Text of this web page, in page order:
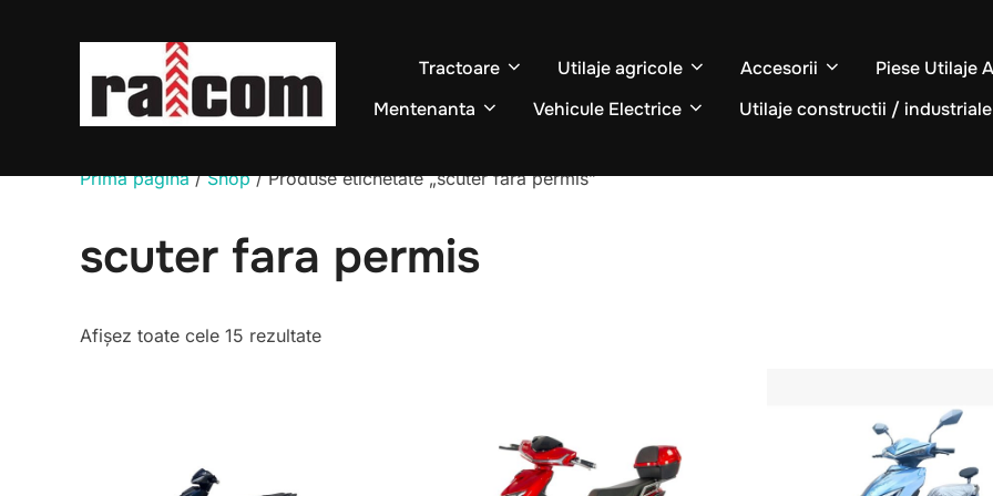
Tractoare Utilaje agricole Accesorii
Piese Utilaje
Mentenanta
Vehicule Electrice Utilaje constructii / industriale
Prima pagină/Shop/ Produse etichetate „scuter fara permis”
scuter fara permis
Afișez toate cele 15 rezultateSortat